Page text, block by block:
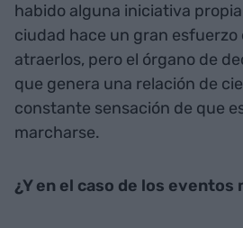
habido alguna iniciativa
ciudad hace un gran esfuerzo
atraerlos, pero el órgano de
que genera una relación de
constante sensación de que
marcharse.
¿Y en el caso de los eventos